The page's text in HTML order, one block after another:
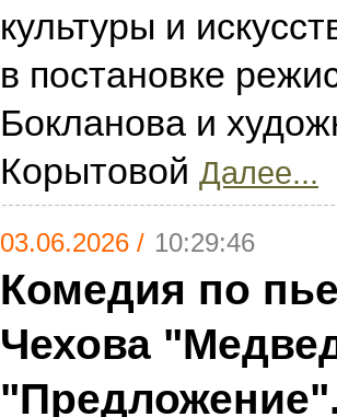
культуры и
в постановке
Бокланова и
Корытовой Далее...
03.06.2026 / 10:29:46
Комедия по
Чехова